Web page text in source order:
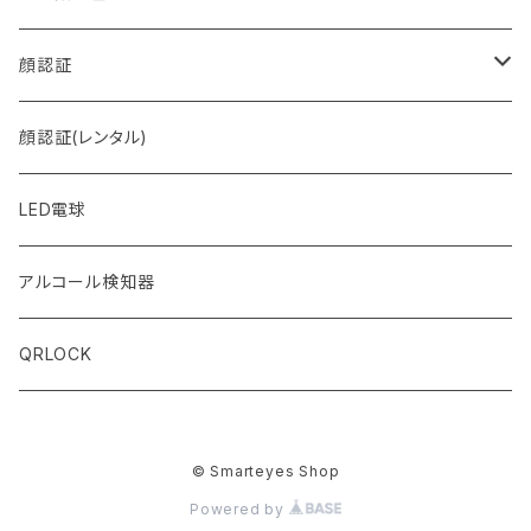
MULTI＋ (マルチプラス)
MULTI (マルチ)
顔認証
FACE (フェイス)
顔認証(レンタル)
LED電球
アルコール検知器
QRLOCK
© Smarteyes Shop
Powered by